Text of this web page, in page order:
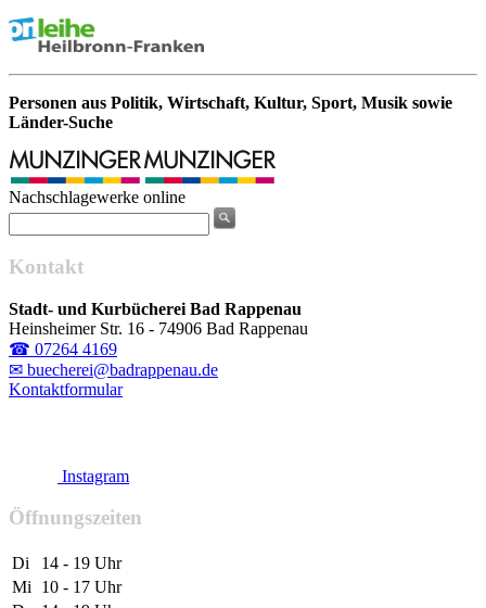
Personen aus Politik, Wirtschaft, Kultur, Sport, Musik sowie
Länder-Suche
Nachschlagewerke online
Kontakt
Stadt- und Kurbücherei Bad Rappenau
Heinsheimer Str. 16 - 74906 Bad Rappenau
☎ 07264 4169
✉ buecherei@badrappenau.de
Kontaktformular
Instagram
Öffnungszeiten
Di
14 - 19 Uhr
Mi
10 - 17 Uhr